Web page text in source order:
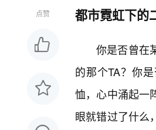
点赞 都市霓虹下的
你是否曾在
的那个TA？你
恤，心中涌起一
眼就错过了什